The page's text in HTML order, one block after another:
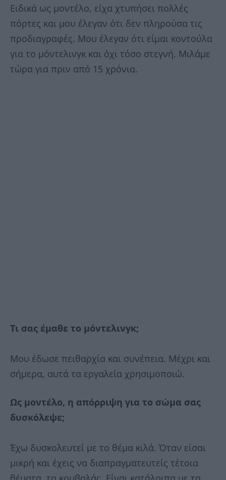
Ειδικά ως μοντέλο, είχα χτυπήσει πολλές
πόρτες και μου έλεγαν ότι δεν πληρούσα τις
προδιαγραφές. Μου έλεγαν ότι είμαι κοντούλα
για το μόντελινγκ και όχι τόσο στεγνή. Μιλάμε
τώρα για πριν από 15 χρόνια.
Τι σας έμαθε το μόντελινγκ;
Μου έδωσε πειθαρχία και συνέπεια. Μέχρι και
σήμερα, αυτά τα εργαλεία χρησιμοποιώ.
Ως μοντέλο, η απόρριψη για το σώμα σας
δυσκόλεψε;
Έχω δυσκολευτεί με το θέμα κιλά. Όταν είσαι
μικρή και έχεις να διαπραγματευτείς τέτοια